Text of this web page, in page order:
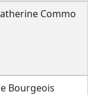
Commo
Bourgeois